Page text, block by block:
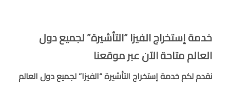
خدمة إستخراج الفيزا “التأشيرة” لجميع دول
العالم متاحة الآن عبر موقعنا
نقدم لكم خدمة إستخراج التأشيرة “الفيزا” لجميع دول العالم